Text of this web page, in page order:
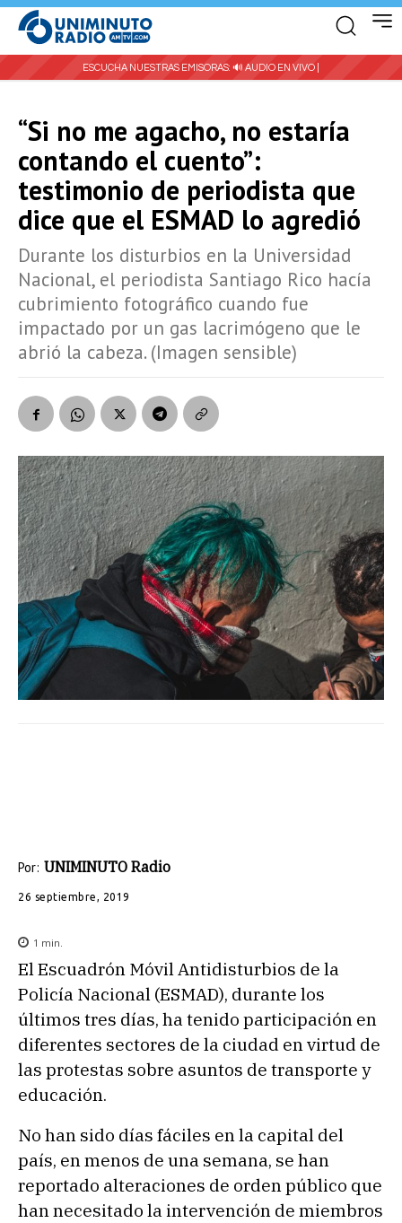
ESCUCHA NUESTRAS EMISORAS: 🔊 AUDIO EN VIVO |
“Si no me agacho, no estaría
contando el cuento”:
testimonio de periodista que
dice que el ESMAD lo agredió
Durante los disturbios en la Universidad
Nacional, el periodista Santiago Rico hacía
cubrimiento fotográfico cuando fue
impactado por un gas lacrimógeno que le
abrió la cabeza. (Imagen sensible)
Por: UNIMINUTO Radio
26 septiembre, 2019
1 min.
El Escuadrón Móvil Antidisturbios de la
Policía Nacional (ESMAD), durante los
últimos tres días, ha tenido participación en
diferentes sectores de la ciudad en virtud de
las protestas sobre asuntos de transporte y
educación.
No han sido días fáciles en la capital del
país, en menos de una semana, se han
reportado alteraciones de orden público que
han necesitado la intervención de miembros